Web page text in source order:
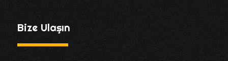
Bize Ulaşın